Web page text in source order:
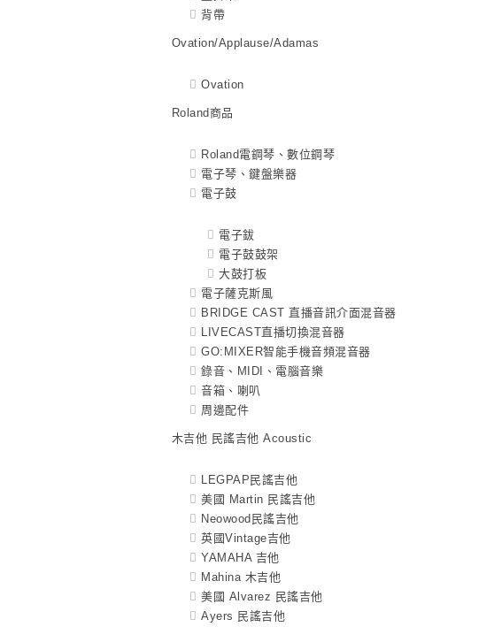
背帶
Ovation/Applause/Adamas
Ovation
Roland商品
Roland電鋼琴、數位鋼琴
電子琴、鍵盤樂器
電子鼓
電子鈸
電子鼓鼓架
大鼓打板
電子薩克斯風
BRIDGE CAST 直播音訊介面混音器
LIVECAST直播切換混音器
GO:MIXER智能手機音頻混音器
錄音、MIDI、電腦音樂
音箱、喇叭
周邊配件
木吉他 民謠吉他 Acoustic
LEGPAP民謠吉他
美國 Martin 民謠吉他
Neowood民謠吉他
英國Vintage吉他
YAMAHA 吉他
Mahina 木吉他
美國 Alvarez 民謠吉他
Ayers 民謠吉他